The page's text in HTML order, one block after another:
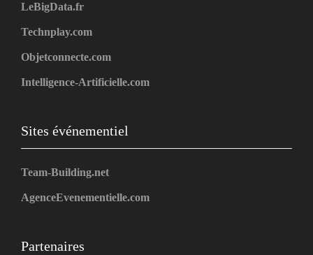
LeBigData.fr
Technplay.com
Objetconnecte.com
Intelligence-Artificielle.com
Sites événementiel
Team-Building.net
AgenceEvenementielle.com
Partenaires